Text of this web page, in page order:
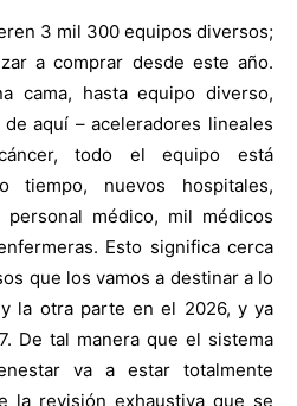
3 mil 300 equipos diversos;
a comprar desde este año.
cama, hasta equipo diverso,
aquí – aceleradores lineales
todo el equipo está
tiempo, nuevos hospitales,
médico, mil médicos
Esto significa cerca
que los vamos a destinar a lo
la otra parte en el 2026, y ya
De tal manera que el sistema
va a estar totalmente
la revisión exhaustiva que se